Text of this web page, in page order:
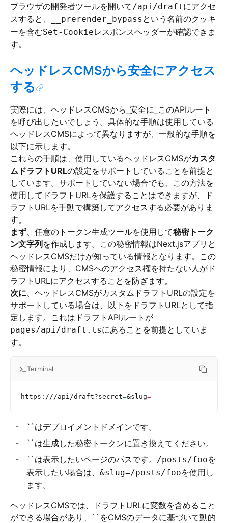
ブラウザの開発者ツールを開いて/api/draftにアクセ
スすると、
__prerender_bypass という名前のクッキ
ーを含むSet-Cookieレスポンスヘッダーが確認できま
す。
ヘッドレスCMSから安全にアクセス
する
実際には、ヘッドレスCMSから_安全に_このAPIルート
を呼び出したいでしょう。具体的な手順は使用している
ヘッドレスCMSによって異なりますが、一般的な手順を
以下に示します。
これらの手順は、使用しているヘッドレスCMSがカスタ
ムドラフトURLの設定をサポートしていることを前提と
しています。サポートしていない場合でも、この方法を
使用してドラフトURLを保護することはできますが、ド
ラフトURLを手動で構築してアクセスする必要がありま
す。
まず、任意のトークン生成ツールを使用して秘密トーク
ン文字列 を作成します。この秘密情報はNext.jsアプリと
ヘッドレスCMSだけが知っている情報となります。この
秘密情報により、CMSへのアクセス権を持たない人がド
ラフトURLにアクセスすることを防ぎます。
次に、ヘッドレスCMSがカスタムドラフトURLの設定を
サポートしている場合は、以下をドラフトURLとして指
定します。これはドラフトAPIルートが
pages/api/draft.tsにあることを前提としていま
す。
Terminal
https:///api/draft?secret=&slug=
``はデプロイメントドメインです。
``は生成した秘密トークンに置き換えてください。
``は表示したいページのパスです。 /posts/fooを
表示したい場合は、 &slug=/posts/fooを使用し
ます。
ヘッドレスCMSでは、ドラフトURLに変数を含めること
ができる場合があり、``をCMSのデータに基づいて動的